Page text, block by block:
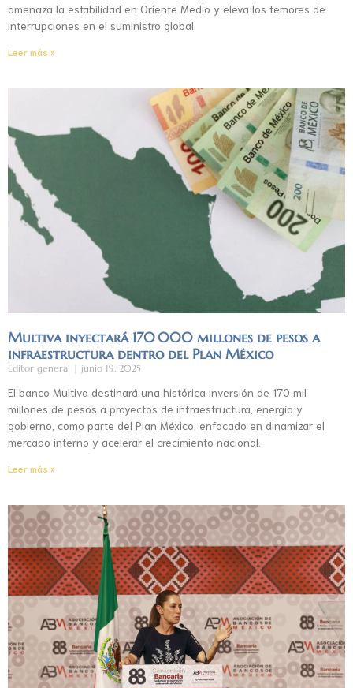
amenaza la estabilidad en Oriente Medio y eleva los temores de
interrupciones en el suministro global.
Leer más »
Multiva inyectará 170 000 millones de pesos a
infraestructura dentro del Plan México
Editor general junio 19, 2025
El banco Multiva destinará una histórica inversión de 170 mil
millones de pesos a proyectos de infraestructura, energía y
gobierno, como parte del Plan México, enfocado en dinamizar el
mercado interno y acelerar el crecimiento nacional.
Leer más »